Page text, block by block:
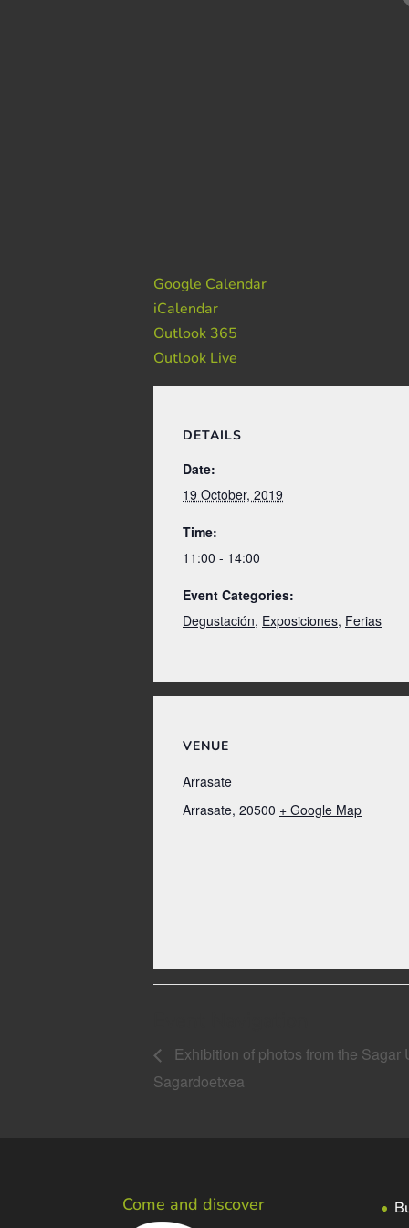
Google Calendar
iCalendar
Outlook 365
Outlook Live
DETAILS
Date:
19 October, 2019
Time:
11:00 - 14:00
Event Categories:
Degustación, Exposiciones, Ferias
VENUE
Arrasate
Arrasate, 20500 + Google Map
Exhibition of photos from the
Sagardoetxea
Come and discover